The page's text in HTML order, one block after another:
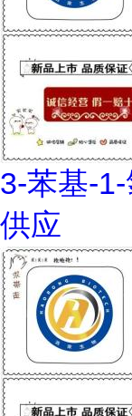
3-苯基-
供应